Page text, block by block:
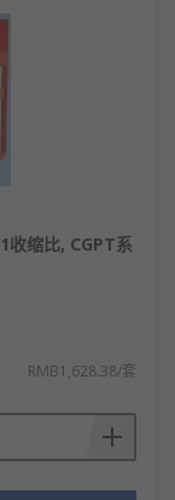
缩比, CGPT系
RMB1,628.38/套